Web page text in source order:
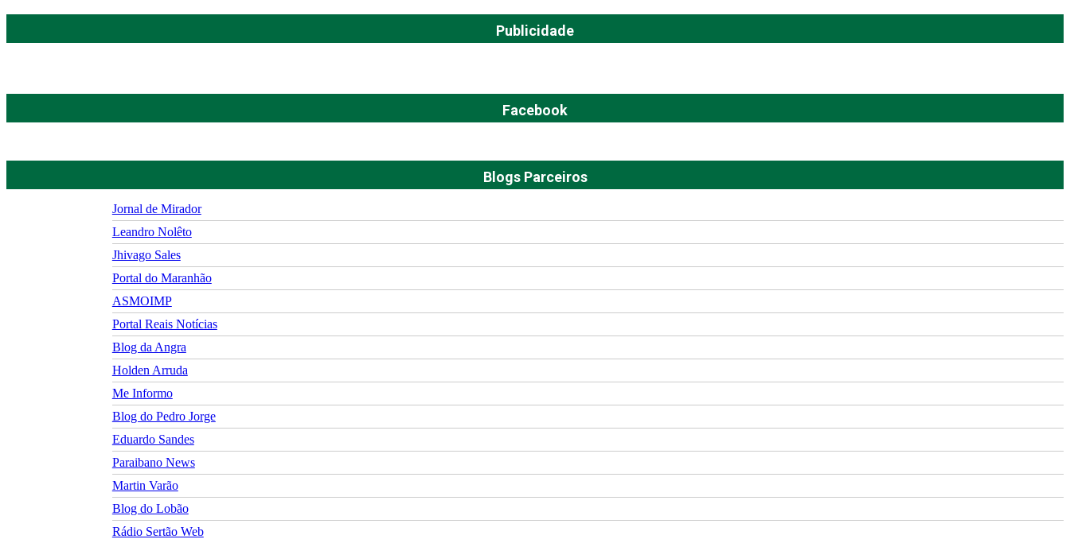
Publicidade
Facebook
Blogs Parceiros
Jornal de Mirador
Leandro Nolêto
Jhivago Sales
Portal do Maranhão
ASMOIMP
Portal Reais Notí­cias
Blog da Angra
Holden Arruda
Me Informo
Blog do Pedro Jorge
Eduardo Sandes
Paraibano News
Martin Varão
Blog do Lobão
Rádio Sertão Web